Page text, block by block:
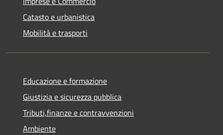
Catasto e urbanistica
Mobilità e trasporti
Educazione e formazione
Giustizia e sicurezza pubblica
Tributi,finanze e contravvenzioni
Ambiente